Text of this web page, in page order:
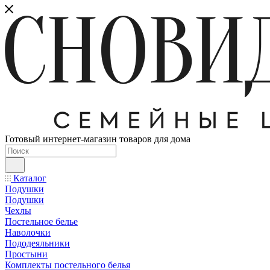
Готовый интернет-магазин товаров для дома
Каталог
Подушки
Подушки
Чехлы
Постельное белье
Наволочки
Пододеяльники
Простыни
Комплекты постельного белья